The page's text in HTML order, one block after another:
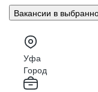
Вакансии в
Уфа
Город